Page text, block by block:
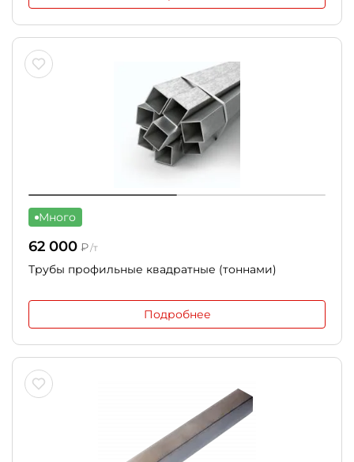
Много
62 000 ₽/т
Трубы профильные квадратные (тоннами)
Подробнее